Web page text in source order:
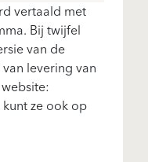
vertaald met
Bij twijfel
van de
levering van
ze ook op